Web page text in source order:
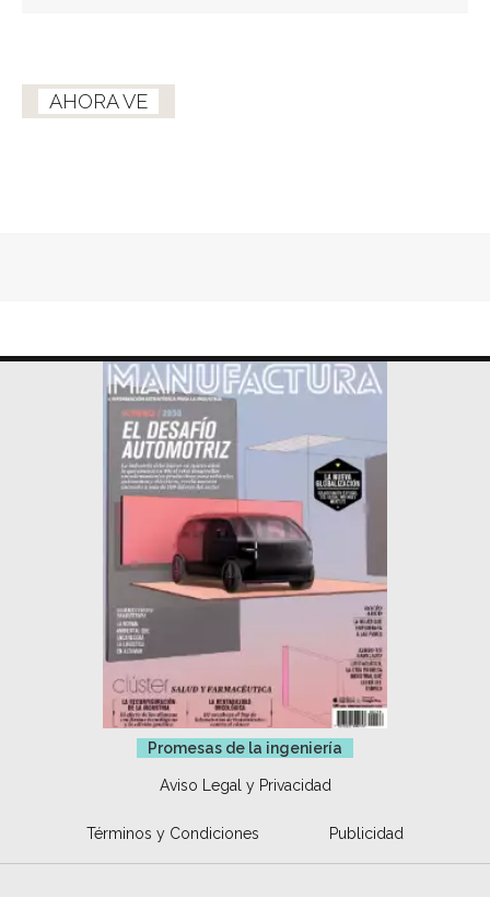
AHORA VE
Promesas de la ingeniería
Aviso Legal y Privacidad
Términos y Condiciones Publicidad